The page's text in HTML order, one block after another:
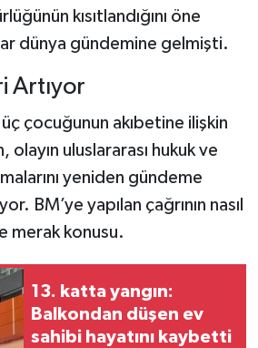
kısıtlandığını öne
dünya gündemine gelmişti.
Artıyor
çocuğunun akıbetine ilişkin
olayın uluslararası hukuk ve
yeniden gündeme
BM’ye yapılan çağrının nasıl
merak konusu.
13. katta yangın:
Balkondan düşen ev
sahibi hayatını kaybetti